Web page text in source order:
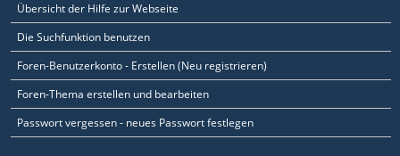
Übersicht der Hilfe zur Webseite
Die Suchfunktion benutzen
Foren-Benutzerkonto - Erstellen (Neu registrieren)
Foren-Thema erstellen und bearbeiten
Passwort vergessen - neues Passwort festlegen